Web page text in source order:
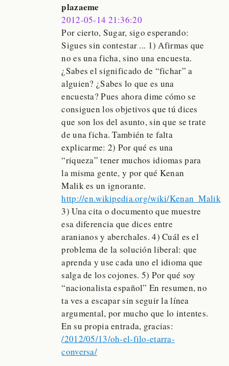
plazaeme
2012-05-14 21:36:20
Por cierto, Sugar, sigo esperando:
Sigues sin contestar ... 1) Afirmas que
no es una ficha, sino una encuesta.
¿Sabes el significado de “fichar” a
alguien? ¿Sabes lo que es una
encuesta? Pues ahora dime cómo se
consiguen los objetivos que tú dices
que son los del asunto, sin que se trate
de una ficha. También te falta
explicarme: 2) Por qué es una
“riqueza” tener muchos idiomas para
la misma gente, y por qué Kenan
Malik es un ignorante.
http://en.wikipedia.org/wiki/Kenan_Malik
3) Una cita o documento que muestre
esa diferencia que dices entre
aranianos y aberchales. 4) Cuál es el
problema de la solución liberal: que
aprenda y use cada uno el idioma que
salga de los cojones. 5) Por qué soy
“nacionalista español” En resumen, no
ta ves a escapar sin seguir la línea
argumental, por mucho que lo intentes.
En su propia entrada, gracias:
/2012/05/13/oh-el-filo-etarra-
conversa/